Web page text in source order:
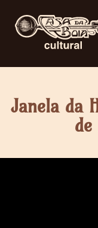
Janela da